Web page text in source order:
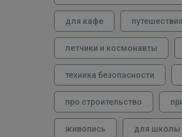
для кафе путешествия
летчики и космонавты
техника безопасности
про строительство
живопись для школы